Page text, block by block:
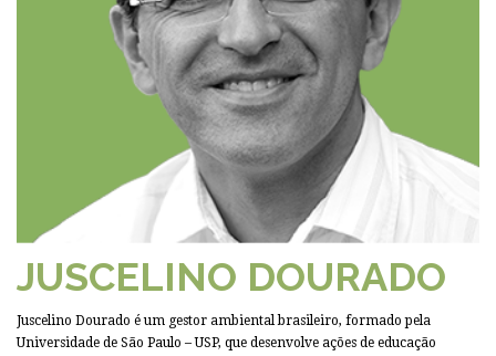
JUSCELINO DOURADO
Juscelino Dourado é um gestor ambiental brasileiro, formado pela
Universidade de São Paulo – USP, que desenvolve ações de educação